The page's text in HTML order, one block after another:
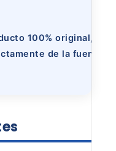
100% original,
de la fuente